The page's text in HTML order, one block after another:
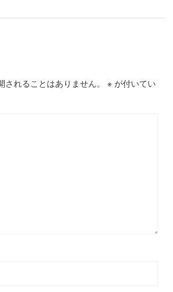
されることはありません。 ※ が付いてい